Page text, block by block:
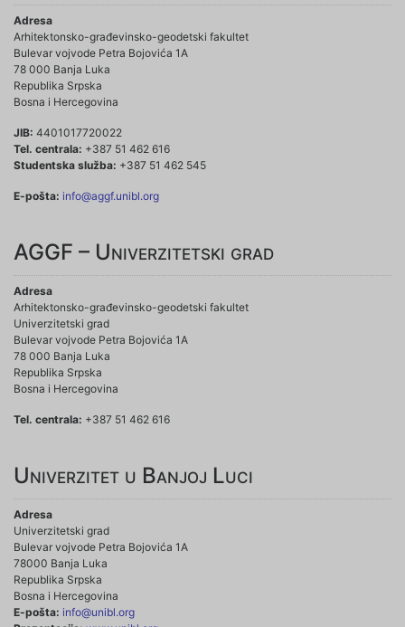
Adresa
Arhitektonsko-građevinsko-geodetski fakultet
Bulevar vojvode Petra Bojovića 1A
78 000 Banja Luka
Republika Srpska
Bosna i Hercegovina
JIB: 4401017720022
Tel. centrala: +387 51 462 616
Studentska služba: +387 51 462 545
E-pošta: info@aggf.unibl.org
AGGF – Univerzitetski grad
Adresa
Arhitektonsko-građevinsko-geodetski fakultet
Univerzitetski grad
Bulevar vojvode Petra Bojovića 1A
78 000 Banja Luka
Republika Srpska
Bosna i Hercegovina
Tel. centrala: +387 51 462 616
Univerzitet u Banjoj Luci
Adresa
Univerzitetski grad
Bulevar vojvode Petra Bojovića 1A
78000 Banja Luka
Republika Srpska
Bosna i Hercegovina
E-pošta: info@unibl.org